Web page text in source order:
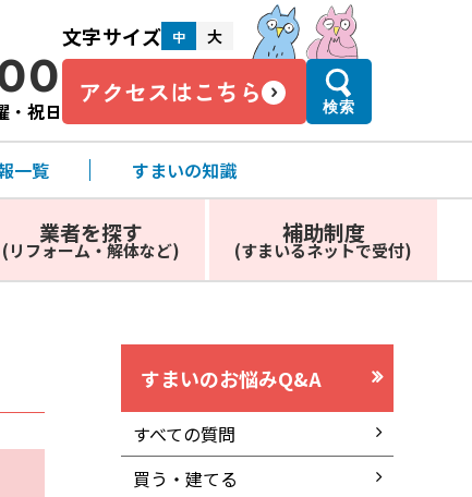
・祝日
文字サイズ 中 大
アクセスはこちら 検索
一覧 すまいの知識
業者を探す
(リフォーム・解体など)
補助制度
(すまいるネットで受付)
すまいのお悩みQ&A
すべての質問
買う・建てる